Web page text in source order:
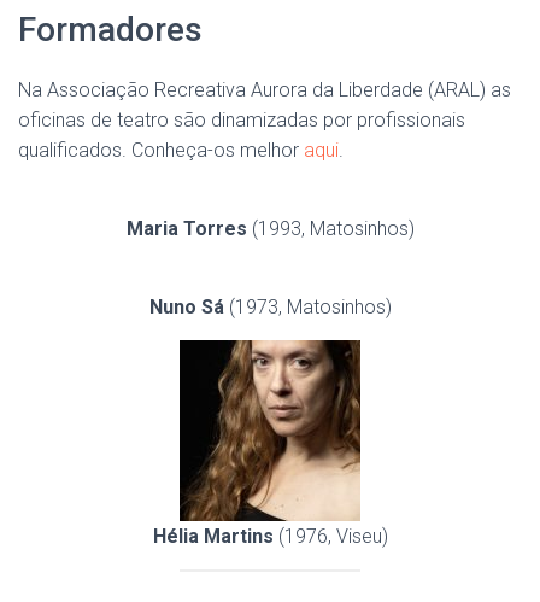
Formadores
Na Associação Recreativa Aurora da Liberdade (ARAL) as
oficinas de teatro são dinamizadas por profissionais
qualificados. Conheça-os melhor aqui.
Maria Torres (1993, Matosinhos)
Nuno Sá(1973, Matosinhos)
Hélia Martins (1976, Viseu)